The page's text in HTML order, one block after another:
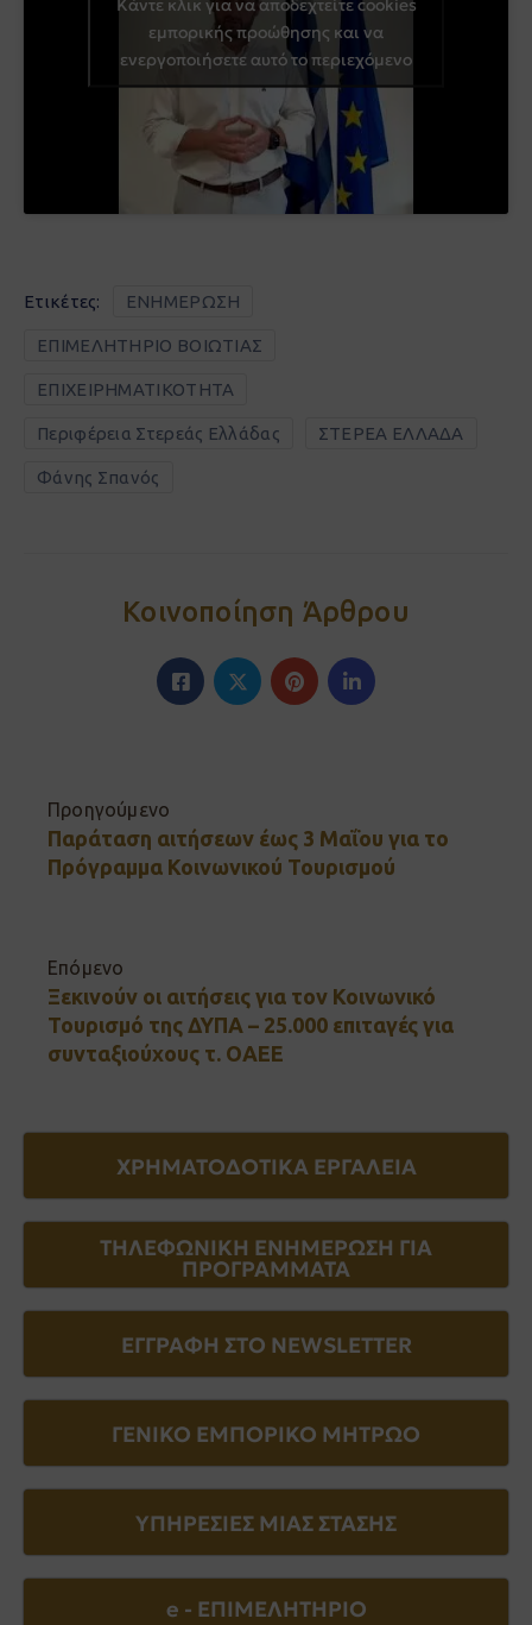
εμπορικής προώθησης και να
ενεργοποιήσετε αυτό το περιεχόμενο
Ετικέτες: ΕΝΗΜΕΡΩΣΗ
ΕΠΙΜΕΛΗΤΗΡΙΟ ΒΟΙΩΤΙΑΣ
ΕΠΙΧΕΙΡΗΜΑΤΙΚΟΤΗΤΑ
Περιφέρεια Στερεάς Ελλάδας ΣΤΕΡΕΑ ΕΛΛΑΔΑ
Φάνης Σπανός
Κοινοποίηση Άρθρου
Προηγούμενο
Παράταση αιτήσεων έως 3 Μαΐου για το
Πρόγραμμα Κοινωνικού Τουρισμού
Επόμενο
Ξεκινούν οι αιτήσεις για τον Κοινωνικό
Τουρισμό της ΔΥΠΑ – 25.000 επιταγές για
συνταξιούχους τ. ΟΑΕΕ
ΧΡΗΜΑΤΟΔΟΤΙΚΑ ΕΡΓΑΛΕΙΑ
ΤΗΛΕΦΩΝΙΚΗ ΕΝΗΜΕΡΩΣΗ ΓΙΑ
ΠΡΟΓΡΑΜΜΑΤΑ
ΕΓΓΡΑΦΗ ΣΤΟ NEWSLETTER
ΓΕΝΙΚΟ ΕΜΠΟΡΙΚΟ ΜΗΤΡΩΟ
ΥΠΗΡΕΣΙΕΣ ΜΙΑΣ ΣΤΑΣΗΣ
e - EΠΙΜΕΛΗΤΗΡΙΟ